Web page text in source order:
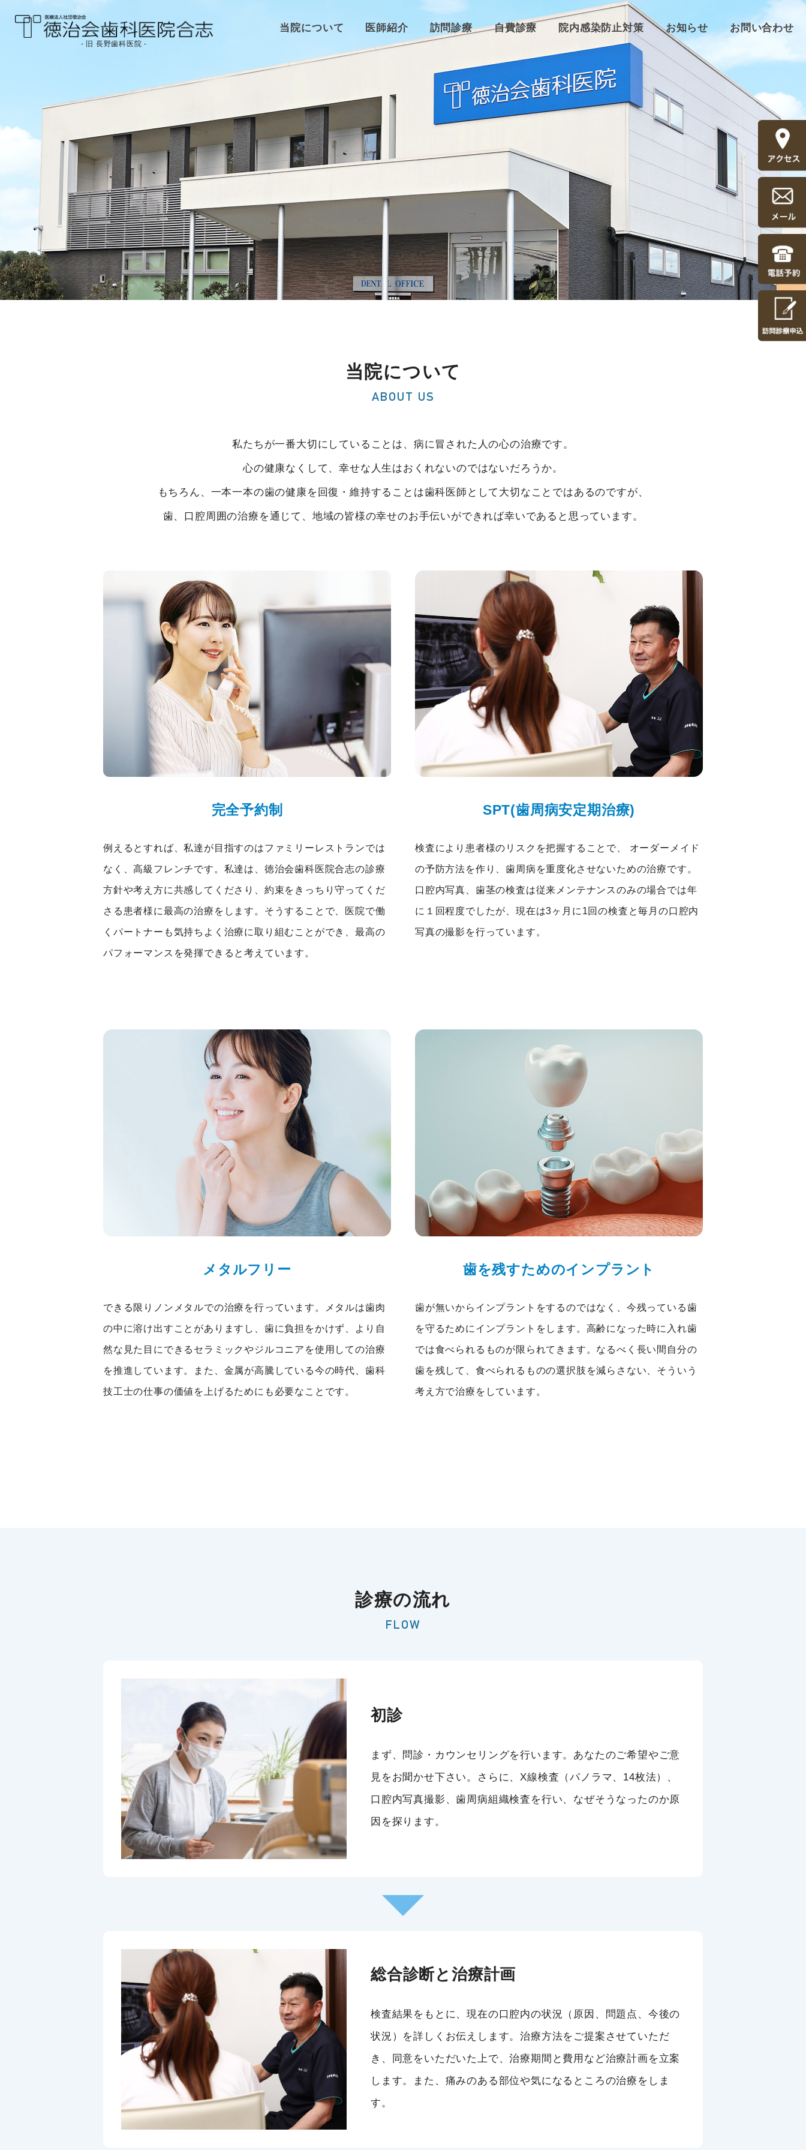
医療法人社団徳治会
徳治会歯科医院合志
[旧 長野歯科医院]｜熊
本県合志市
- 旧 長野歯科医院 -
当院について 医師紹介 訪問診療 自費診療 院内感染防止対策 お知らせ お問い合わせ
当院について
ABOUT US
私たちが一番大切にしていることは、病に冒された人の心の治療です。
心の健康なくして、幸せな人生はおくれないのではないだろうか。
もちろん、一本一本の歯の健康を回復・維持することは歯科医師として大切なことではあるのですが、
歯、口腔周囲の治療を通じて、地域の皆様の幸せのお手伝いができれば幸いであると思っています。
完全予約制
例えるとすれば、私達が目指すのはファミリーレストランでは
なく、高級フレンチです。私達は、徳治会歯科医院合志の診療
方針や考え方に共感してくださり、約束をきっちり守ってくだ
さる患者様に最高の治療をします。そうすることで、医院で働
くパートナーも気持ちよく治療に取り組むことができ、最高の
パフォーマンスを発揮できると考えています。
SPT(歯周病安定期治療)
検査により患者様のリスクを把握することで、 オーダーメイド
の予防方法を作り、歯周病を重度化させないための治療です。
口腔内写真、歯茎の検査は従来メンテナンスのみの場合では年
に１回程度でしたが、現在は3ヶ月に1回の検査と毎月の口腔内
写真の撮影を行っています。
メタルフリー
できる限りノンメタルでの治療を行っています。メタルは歯肉
の中に溶け出すことがありますし、歯に負担をかけず、より自
然な見た目にできるセラミックやジルコニアを使用しての治療
を推進しています。また、金属が高騰している今の時代、歯科
技工士の仕事の価値を上げるためにも必要なことです。
歯を残すためのインプラント
歯が無いからインプラントをするのではなく、今残っている歯
を守るためにインプラントをします。高齢になった時に入れ歯
では食べられるものが限られてきます。なるべく長い間自分の
歯を残して、食べられるものの選択肢を減らさない、そういう
考え方で治療をしています。
診療の流れ
FLOW
初診
まず、問診・カウンセリングを行います。あなたのご希望やご意
見をお聞かせ下さい。さらに、X線検査（パノラマ、14枚法）、
口腔内写真撮影、歯周病組織検査を行い、なぜそうなったのか原
因を探ります。
総合診断と治療計画
検査結果をもとに、現在の口腔内の状況（原因、問題点、今後の
状況）を詳しくお伝えします。治療方法をご提案させていただ
き、同意をいただいた上で、治療期間と費用など治療計画を立案
します。また、痛みのある部位や気になるところの治療をしま
す。